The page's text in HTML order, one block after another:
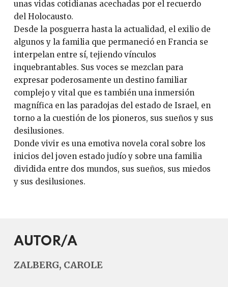
unas vidas cotidianas acechadas por el recuerdo
del Holocausto.
Desde la posguerra hasta la actualidad, el exilio de
algunos y la familia que permaneció en Francia se
interpelan entre sí, tejiendo vínculos
inquebrantables. Sus voces se mezclan para
expresar poderosamente un destino familiar
complejo y vital que es también una inmersión
magnífica en las paradojas del estado de Israel, en
torno a la cuestión de los pioneros, sus sueños y sus
desilusiones.
Donde vivir es una emotiva novela coral sobre los
inicios del joven estado judío y sobre una familia
dividida entre dos mundos, sus sueños, sus miedos
y sus desilusiones.
AUTOR/A
ZALBERG, CAROLE